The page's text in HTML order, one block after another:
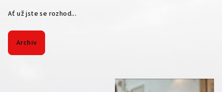
Ať už jste se rozhod...
Archiv